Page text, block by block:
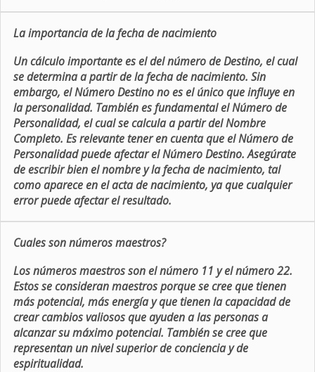
La importancia de la fecha de nacimiento
Un cálculo importante es el del número de Destino, el cual
se determina a partir de la fecha de nacimiento. Sin
embargo, el Número Destino no es el único que influye en
la personalidad. También es fundamental el Número de
Personalidad, el cual se calcula a partir del Nombre
Completo. Es relevante tener en cuenta que el Número de
Personalidad puede afectar el Número Destino. Asegúrate
de escribir bien el nombre y la fecha de nacimiento, tal
como aparece en el acta de nacimiento, ya que cualquier
error puede afectar el resultado.
Cuales son números maestros?
Los números maestros son el número 11 y el número 22.
Estos se consideran maestros porque se cree que tienen
más potencial, más energía y que tienen la capacidad de
crear cambios valiosos que ayuden a las personas a
alcanzar su máximo potencial. También se cree que
representan un nivel superior de conciencia y de
espiritualidad.